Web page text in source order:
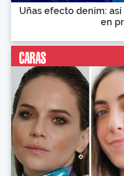
Uñas efecto denim:
en